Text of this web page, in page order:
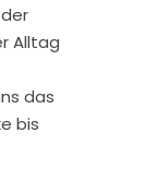
Alltag
das
bis